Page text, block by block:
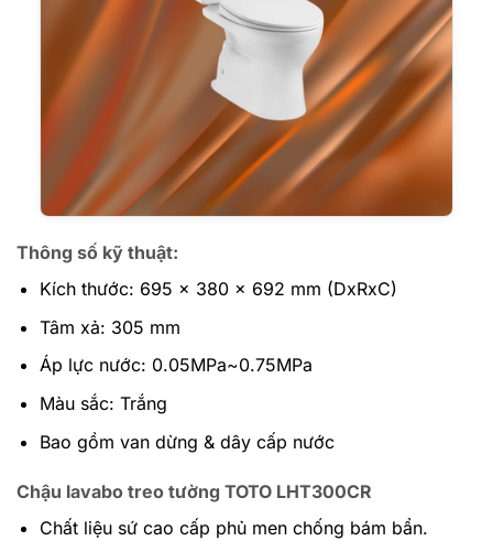
Thông số kỹ thuật:
Kích thước: 695 x 380 x 692 mm (DxRxC)
Tâm xả: 305 mm
Áp lực nước: 0.05MPa~0.75MPa
Màu sắc: Trắng
Bao gồm van dừng & dây cấp nước
Chậu lavabo treo tường TOTO LHT300CR
Chất liệu sứ cao cấp phủ men chống bám bẩn.